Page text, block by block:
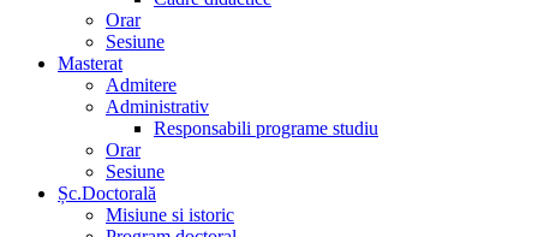
Orar
Sesiune
Masterat
Admitere
Administrativ
Responsabili programe studiu
Orar
Sesiune
Șc.Doctorală
Misiune si istoric